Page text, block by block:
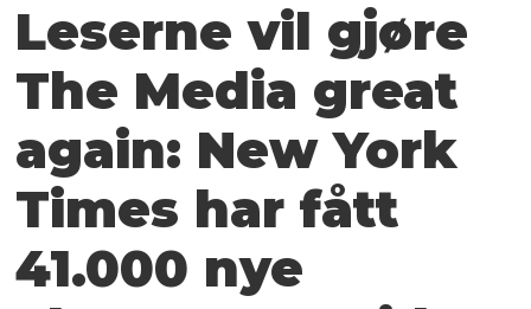
Leserne vil gjøre
The Media great
again: New York
Times har fått
41.000 nye